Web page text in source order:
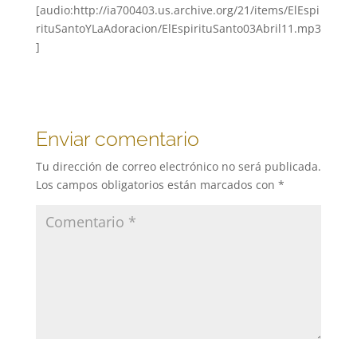
[audio:http://ia700403.us.archive.org/21/items/ElEspi
rituSantoYLaAdoracion/ElEspirituSanto03Abril11.mp3
]
Enviar comentario
Tu dirección de correo electrónico no será publicada.
Los campos obligatorios están marcados con *